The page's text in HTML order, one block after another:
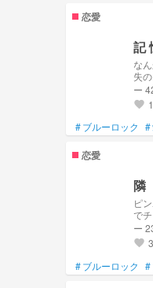
恋愛
なんか
失
ー
favorite
#ブルーロック #
恋愛
ピンポーン 『あの、隣に引っ越してきた
で
ー
favorite
#ブルーロック #